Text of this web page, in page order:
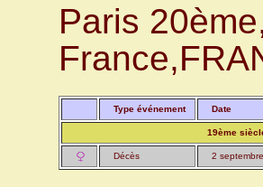
Paris
Type événement Date
19ème
Décès 2